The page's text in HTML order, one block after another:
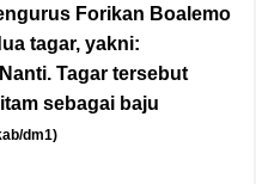
Forikan Boalemo
tagar, yakni:
Tagar tersebut
sebagai baju
dm1)